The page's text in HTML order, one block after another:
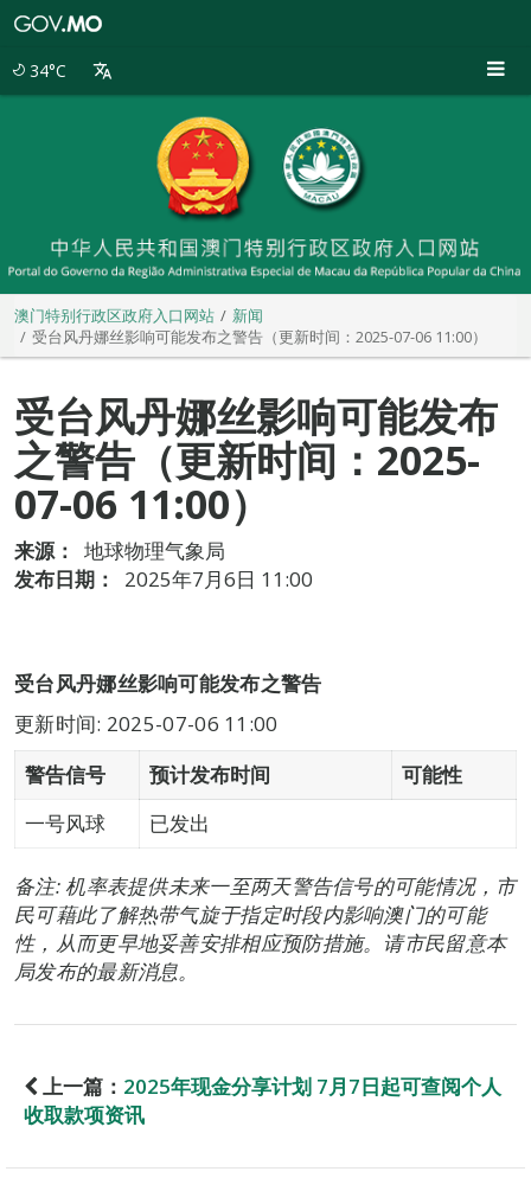
34°C
澳门特别行政区政府入口网站
新闻
受台风丹娜丝影响可能发布之警告（更新时间：2025-07-06 11:00）
受台风丹娜丝影响可能发布
之警告（更新时间：2025-
07-06 11:00）
来源：
地球物理气象局
发布日期：
2025年7月6日 11:00
受台风丹娜丝影响可能发布之警告
更新时间: 2025-07-06 11:00
警告信号
预计发布时间
可能性
一号风球
已发出
备注: 机率表提供未来一至两天警告信号的可能情况，市
民可藉此了解热带气旋于指定时段内影响澳门的可能
性，从而更早地妥善安排相应预防措施。请市民留意本
局发布的最新消息。
上一篇： 2025年现金分享计划 7月7日起可查阅个人
收取款项资讯